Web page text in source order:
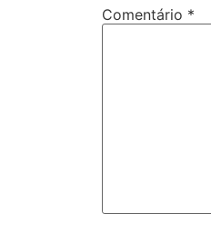
Comentário *